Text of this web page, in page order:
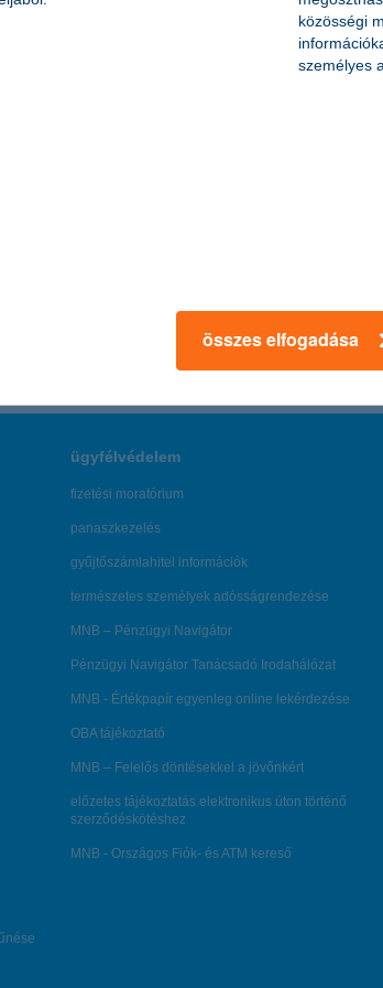
amelyek segítségével például a casco
ügyfélvédelem
fizetési moratórium
panaszkezelés
gyűjtőszámlahitel információk
természetes személyek adósságrendezése
MNB – Pénzügyi Navigátor
Pénzügyi Navigátor Tanácsadó Irodahálózat
MNB - Értékpapír egyenleg online lekérdezése
OBA tájékoztató
MNB – Felelős döntésekkel a jövőnkért
előzetes tájékoztatás elektronikus úton történő
szerződéskötéshez
MNB - Országos Fiók- és ATM kereső
közösségi
személyes
összes elfogadása